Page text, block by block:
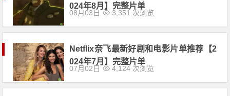
024年8月】完整片单
08月03日 3,351 次浏览
Netflix奈飞最新好剧和电影片单推荐【2
024年7月】完整片单
07月02日 4,124 次浏览